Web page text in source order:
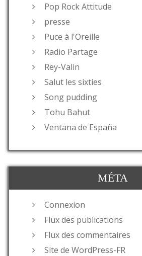
Pop Rock Attitude
presse
Puce à l'Oreille
Radio Partage
Rey-Valin
Salut les sixties
Song pudding
Tohu Bahut
Ventana de España
MÉTA
Connexion
Flux des publications
Flux des commentaires
Site de WordPress-FR